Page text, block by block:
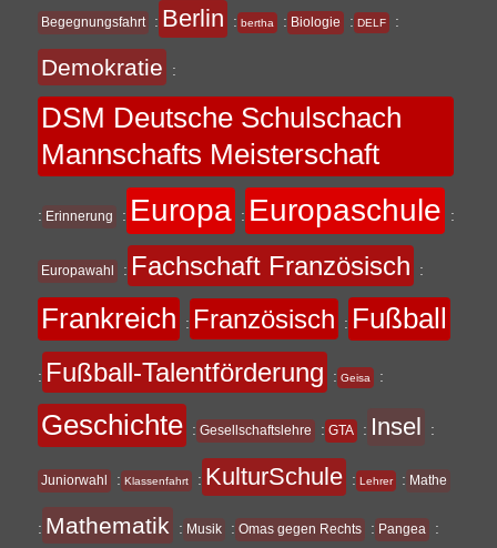
Begegnungsfahrt : Berlin : bertha : Biologie : DELF :
Demokratie :
DSM Deutsche Schulschach
Mannschafts Meisterschaft
: Erinnerung : Europa : Europaschule :
Europawahl : Fachschaft Französisch :
Frankreich : Französisch : Fußball
: Fußball-Talentförderung : Geisa :
Geschichte : Gesellschaftslehre : GTA : Insel :
Juniorwahl : Klassenfahrt : KulturSchule : Lehrer : Mathe
: Mathematik : Musik : Omas gegen Rechts : Pangea :